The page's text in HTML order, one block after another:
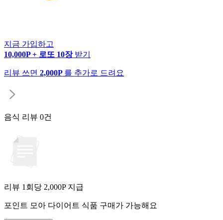
지금 가입하고
10,000P + 로또 10장 받기
리뷰 쓰면 2,000P 를 추가로 드려요
음식 리뷰 0건
리뷰 1회당 2,000P 지급
포인트 모아 다이어트 식품 구매가 가능해요